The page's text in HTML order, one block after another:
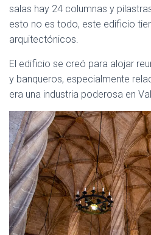
salas hay 24 columnas y
esto no es todo, este edificio
arquitectónicos.
El edificio se creó para alojar
y banqueros, especialmente
era una industria poderosa en